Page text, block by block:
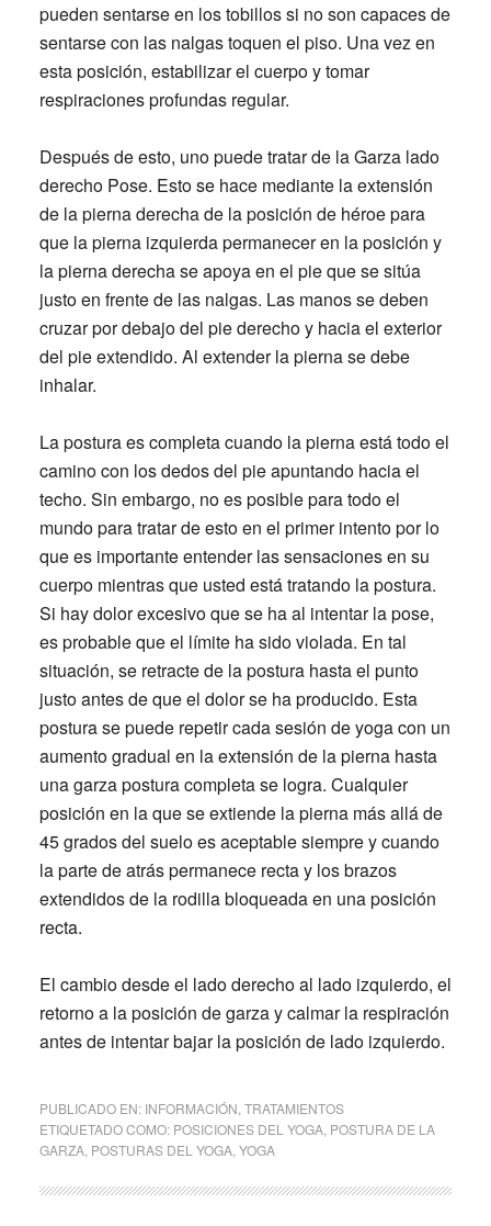
pueden sentarse en los tobillos si no son capaces de
sentarse con las nalgas toquen el piso. Una vez en
esta posición, estabilizar el cuerpo y tomar
respiraciones profundas regular.
Después de esto, uno puede tratar de la Garza lado
derecho Pose. Esto se hace mediante la extensión
de la pierna derecha de la posición de héroe para
que la pierna izquierda permanecer en la posición y
la pierna derecha se apoya en el pie que se sitúa
justo en frente de las nalgas. Las manos se deben
cruzar por debajo del pie derecho y hacia el exterior
del pie extendido. Al extender la pierna se debe
inhalar.
La postura es completa cuando la pierna está todo el
camino con los dedos del pie apuntando hacia el
techo. Sin embargo, no es posible para todo el
mundo para tratar de esto en el primer intento por lo
que es importante entender las sensaciones en su
cuerpo mientras que usted está tratando la postura.
Si hay dolor excesivo que se ha al intentar la pose,
es probable que el límite ha sido violada. En tal
situación, se retracte de la postura hasta el punto
justo antes de que el dolor se ha producido. Esta
postura se puede repetir cada sesión de yoga con un
aumento gradual en la extensión de la pierna hasta
una garza postura completa se logra. Cualquier
posición en la que se extiende la pierna más allá de
45 grados del suelo es aceptable siempre y cuando
la parte de atrás permanece recta y los brazos
extendidos de la rodilla bloqueada en una posición
recta.
El cambio desde el lado derecho al lado izquierdo, el
retorno a la posición de garza y calmar la respiración
antes de intentar bajar la posición de lado izquierdo.
PUBLICADO EN: INFORMACIÓN,TRATAMIENTOS
ETIQUETADO COMO: POSICIONES DEL YOGA, POSTURA DE LA
GARZA, POSTURAS DEL YOGA,YOGA